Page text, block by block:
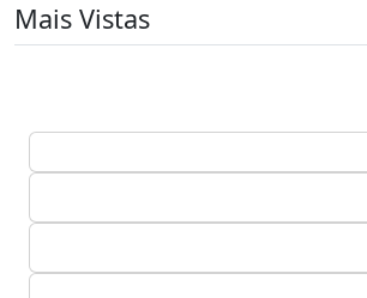
Mais Vistas